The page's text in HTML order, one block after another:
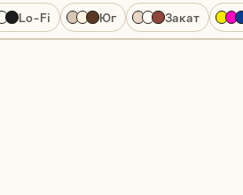
Lo-Fi Юг Закат